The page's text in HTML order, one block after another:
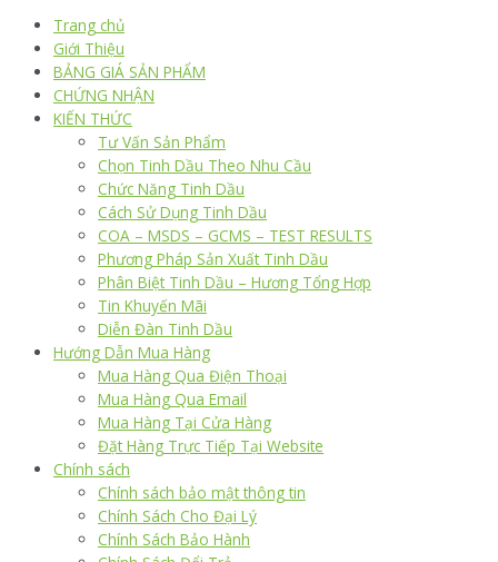
Trang chủ
Giới Thiệu
BẢNG GIÁ SẢN PHẨM
CHỨNG NHẬN
KIẾN THỨC
Tư Vấn Sản Phẩm
Chọn Tinh Dầu Theo Nhu Cầu
Chức Năng Tinh Dầu
Cách Sử Dụng Tinh Dầu
COA – MSDS – GCMS – TEST RESULTS
Phương Pháp Sản Xuất Tinh Dầu
Phân Biệt Tinh Dầu – Hương Tổng Hợp
Tin Khuyến Mãi
Diễn Đàn Tinh Dầu
Hướng Dẫn Mua Hàng
Mua Hàng Qua Điện Thoại
Mua Hàng Qua Email
Mua Hàng Tại Cửa Hàng
Đặt Hàng Trực Tiếp Tại Website
Chính sách
Chính sách bảo mật thông tin
Chính Sách Cho Đại Lý
Chính Sách Bảo Hành